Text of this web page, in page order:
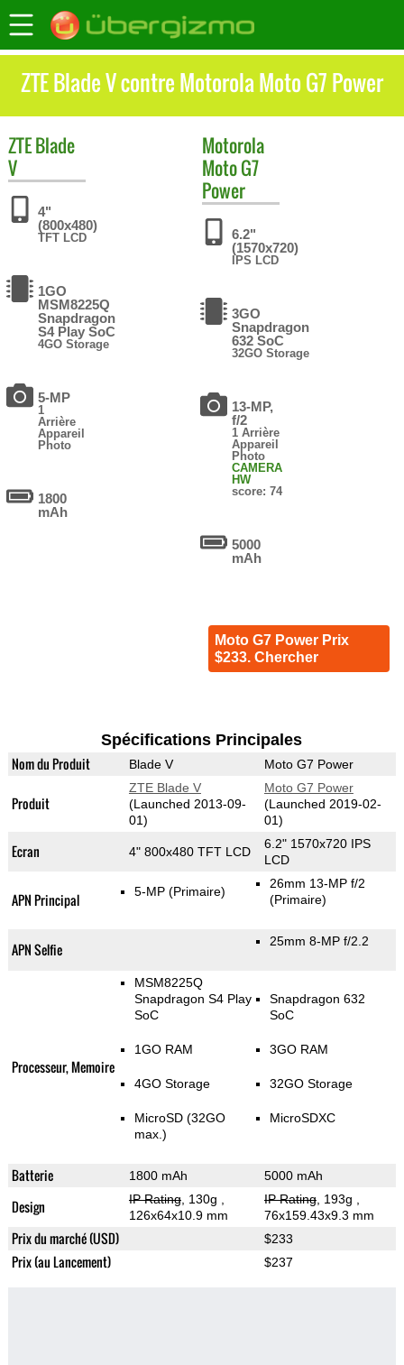
ZTE Blade V contre Motorola Moto G7 Power
ZTEBlade
V
4"
(800x480)
TFT LCD
1GO
MSM8225Q
Snapdragon
S4 Play SoC
4GO Storage
5-MP
1
Arrière
Appareil
Photo
1800
mAh
Motorola
Moto G7
Power
6.2"
(1570x720)
IPS LCD
3GO
Snapdragon
632 SoC
32GO Storage
13-MP,
f/2
1 Arrière
Appareil
Photo
CAMERA
HW
score: 74
5000
mAh
Moto G7 Power Prix
$233. Chercher
Spécifications Principales
Nom du Produit Blade V Moto G7 Power
Produit
ZTE Blade V
(Launched 2013-09-
01)
Moto G7 Power
(Launched 2019-02-
01)
Ecran 4" 800x480 TFT LCD
6.2" 1570x720 IPS
LCD
APN Principal 5-MP (Primaire)
26mm 13-MP f/2
(Primaire)
APN Selfie 25mm 8-MP f/2.2
Processeur, Memoire
MSM8225Q
Snapdragon S4 Play
SoC
1GO RAM
4GO Storage
MicroSD (32GO
max.)
Snapdragon 632
SoC
3GO RAM
32GO Storage
MicroSDXC
Batterie 1800 mAh 5000 mAh
Design IP Rating, 130g
126x64x10.9 mm
IP Rating, 193g
76x159.43x9.3 mm
Prix du marché (USD) $233
Prix (au Lancement) $237